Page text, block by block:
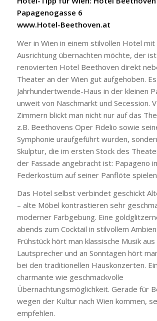
Papagenogasse 6
www.Hotel-Beethoven.at
Wer in Wien in einem stilvollen Hotel
Ausrichtung übernachten möchte, der
renovierten Hotel Beethoven direkt
Theater an der Wien gut aufgehoben.
Jahrhundertwende-Haus in der kleinen
unweit von Naschmarkt und Secession.
Zimmern blickt man nicht nur auf das
z.B. Beethovens Oper Fidelio sowie
Symphonie uraufgeführt wurden,
Skulptur, die im ersten Stock des
der Fassade angebracht ist: Papageno
Federkostüm auf seiner Panflöte
Das Hotel selbst verbindet geschickt
– alte Möbel kontrastieren sehr
moderner Farbgebung. Eine
abends zum Cocktail in stilvollem
Frühstück hört man klassische Musik
Lautsprecher und an Sonntagen hört
bei den traditionellen Hauskonzerten.
charmante wie geschmackvolle
Übernachtungsmöglichkeit. Gerade für
wegen der Kultur nach Wien kommen,
empfehlen.